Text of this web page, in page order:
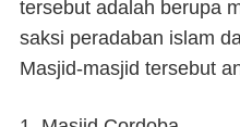
tersebut adalah berupa
saksi peradaban islam
Masjid-masjid tersebut